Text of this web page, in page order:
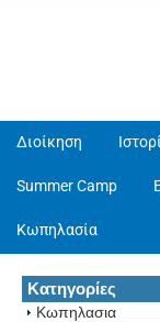
Διοίκηση
Summer Camp
Κωπηλασία
Κατηγορίες
Κωπηλασια